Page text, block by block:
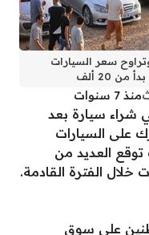
سعر السيارات
20 ألف
منذ 7 سنوات
شراء سيارة بعد
على السيارات
توقع العديد من
الفترة القادمة.
على سوق